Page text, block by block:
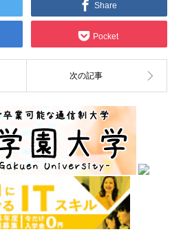
Share
Pocket